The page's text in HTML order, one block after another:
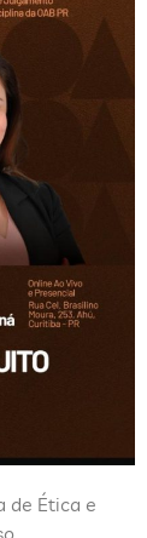
de Ética e